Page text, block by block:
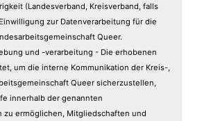
(Landesverband, Kreisverband, falls
zur Datenverarbeitung für die
Queer.
und -verarbeitung - Die erhobenen
um die interne Kommunikation der Kreis-,
Queer sicherzustellen,
innerhalb der genannten
zu ermöglichen, Mitgliedschaften und